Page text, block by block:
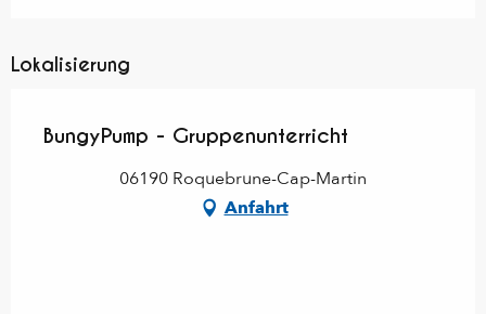
Lokalisierung
BungyPump - Gruppenunterricht
06190 Roquebrune-Cap-Martin
Anfahrt